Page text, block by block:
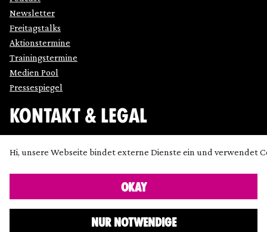
Newsletter
Freitagstalks
Aktionstermine
Trainingstermine
Medien Pool
Pressespiegel
KONTAKT & LEGAL
Datenschutz
Presse
SimpleIcon ,Freepik,Bogdan Rosu
Hi, unsere Webseite bindet externe Dienste ein und verwendet
NUR NOTWENDIGE
OKAY